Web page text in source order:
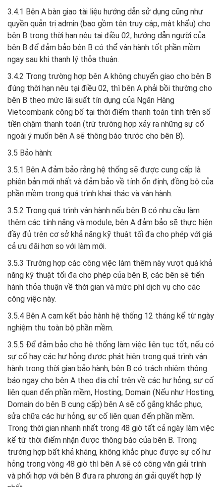
3.4.1 Bên A bàn giao tài liệu hướng dẫn sử dụng cũng như
quyền quản trị admin (bao gồm tên truy cập, mật khẩu) cho
bên B trong thời hạn nêu tại điều 02, hướng dẫn người của
bên B để đảm bảo bên B có thể vận hành tốt phần mềm
ngay sau khi thanh lý thỏa thuận.
3.4.2 Trong trường hợp bên A không chuyển giao cho bên B
đúng thời hạn nêu tại điều 02, thì bên A phải bồi thường cho
bên B theo mức lãi suất tín dụng của Ngân Hàng
Vietcombank công bố tại thời điểm thanh toán tính trên số
tiền chậm thanh toán (trừ trường hợp xảy ra những sự cố
ngoài ý muốn bên A sẽ thông báo trước cho bên B).
3.5 Bảo hành:
3.5.1 Bên A đảm bảo rằng hệ thống sẽ được cung cấp là
phiên bản mới nhất và đảm bảo về tính ổn định, đồng bộ của
phần mềm trong quá trình khai thác và vận hành.
3.5.2 Trong quá trình vận hành nếu bên B có nhu cầu làm
thêm các tính năng và module, bên A đảm bảo sẽ thực hiện
đầy đủ trên cơ sở khả năng kỹ thuật tối đa cho phép với giá
cả ưu đãi hơn so với làm mới.
3.5.3 Trường hợp các công việc làm thêm này vượt quá khả
năng kỹ thuật tối đa cho phép của bên B, các bên sẽ tiến
hành thỏa thuận về thời gian và mức phí dịch vụ cho các
công việc này.
3.5.4 Bên A cam kết bảo hành hệ thống 12 tháng kể từ ngày
nghiệm thu toàn bộ phần mềm.
3.5.5 Để đảm bảo cho hệ thống làm việc liên tục tốt, nếu có
sự cố hay các hư hỏng được phát hiện trong quá trình vận
hành trong thời gian bảo hành, bên B có trách nhiệm thông
báo ngay cho bên A theo địa chỉ trên về các hư hỏng, sự cố
liên quan đến phần mềm, Hosting, Domain (Nếu như Hosting,
Domain do bên B cung cấp) bên A sẽ cố gắng khắc phục,
sửa chữa các hư hỏng, sự cố liên quan đến phần mềm.
Trong thời gian nhanh nhất trong 48 giờ tất cả ngày làm việc
kể từ thời điểm nhận được thông báo của bên B. Trong
trường hợp bất khả kháng, không khắc phục được sự cố hư
hỏng trong vòng 48 giờ thì bên A sẽ có công văn giải trình
và phối hợp với bên B đưa ra phương án giải quyết hợp lý